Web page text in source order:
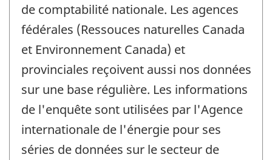
de comptabilité nationale. Les agences
fédérales (Ressouces naturelles Canada
et Environnement Canada) et
provinciales reçoivent aussi nos données
sur une base régulière. Les informations
de l'enquête sont utilisées par l'Agence
internationale de l'énergie pour ses
séries de données sur le secteur de